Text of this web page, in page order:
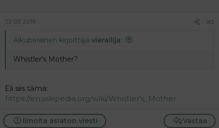
22.03.2016 #3
Alkuperäinen kirjoittaja vierailija:
Whistler's Mother?
Eli siis tämä:
https://en.wikipedia.org/wiki/Whistler's_Mother
Vastaa
Ilmoita asiaton viesti